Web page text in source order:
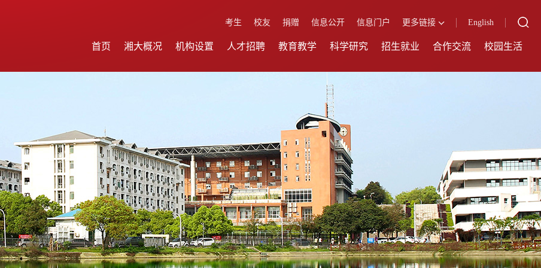
考生 校友 捐赠 信息公开 信息门户 更多链接 English
首页 湘大概况 机构设置 人才招聘 教育教学 科学研究 招生就业 合作交流 校园生活